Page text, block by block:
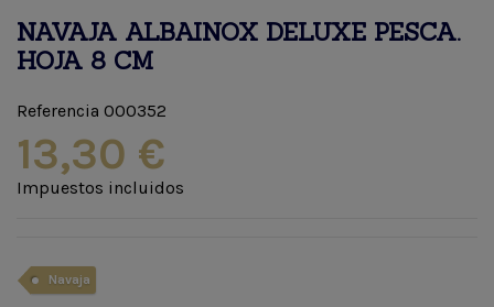
NAVAJA ALBAINOX DELUXE PESCA.
HOJA 8 CM
Referencia 000352
13,30 €
Impuestos incluidos
Navaja